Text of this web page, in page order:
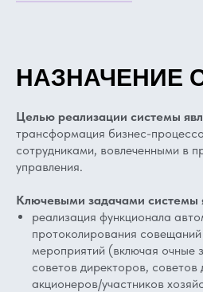
НАЗНАЧЕНИЕ
Целью реализации системы
трансформация бизнес-
сотрудниками, вовлеченными в
управления.
Ключевыми задачами системы
реализация функционала
протоколирования
мероприятий (включая очные
советов директоров,
акционеров/участников